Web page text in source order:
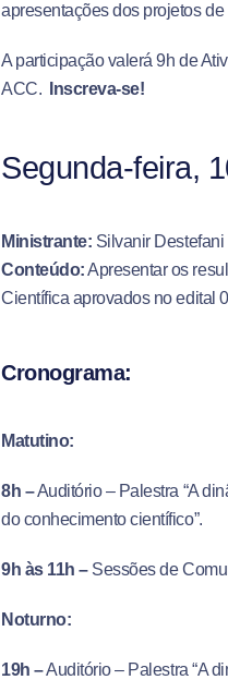
apresentações dos projetos
A participação valerá 9h de
ACC.
Inscreva-se!
Segunda-feira,
Ministrante: Silvanir Destefani
Conteúdo:Apresentar os
Científica aprovados no edital
Cronograma:
Matutino:
8h –Auditório – Palestra “A
do conhecimento científico”.
9h às 11h –Sessões de
Noturno:
19h –Auditório – Palestra “A